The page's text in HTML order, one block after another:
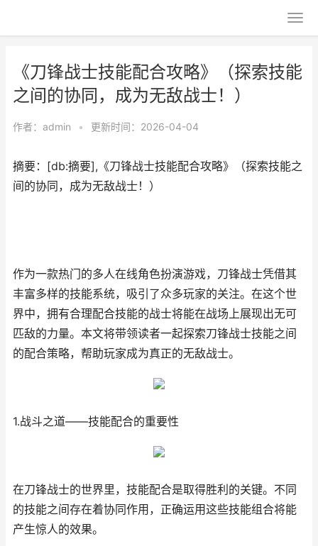
《刀锋战士技能配合攻略》（探索技能
之间的协同，成为无敌战士！）
作者： admin • 更新时间：2026-04-04
摘要：[db:摘要],《刀锋战士技能配合攻略》（探索技能之
间的协同，成为无敌战士！）
作为一款热门的多人在线角色扮演游戏，刀锋战士凭借其
丰富多样的技能系统，吸引了众多玩家的关注。在这个世
界中，拥有合理配合技能的战士将能在战场上展现出无可
匹敌的力量。本文将带领读者一起探索刀锋战士技能之间
的配合策略，帮助玩家成为真正的无敌战士。
1.战斗之道——技能配合的重要性
在刀锋战士的世界里，技能配合是取得胜利的关键。不同
的技能之间存在着协同作用，正确运用这些技能组合将能
产生惊人的效果。